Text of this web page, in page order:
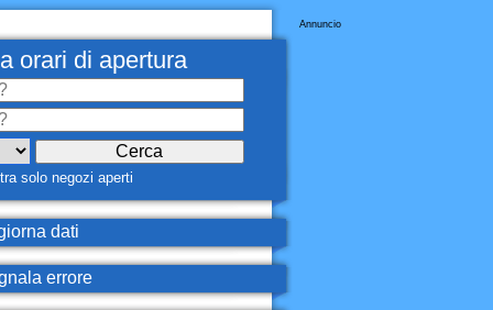
Annuncio
orari di apertura
solo negozi aperti
dati
errore